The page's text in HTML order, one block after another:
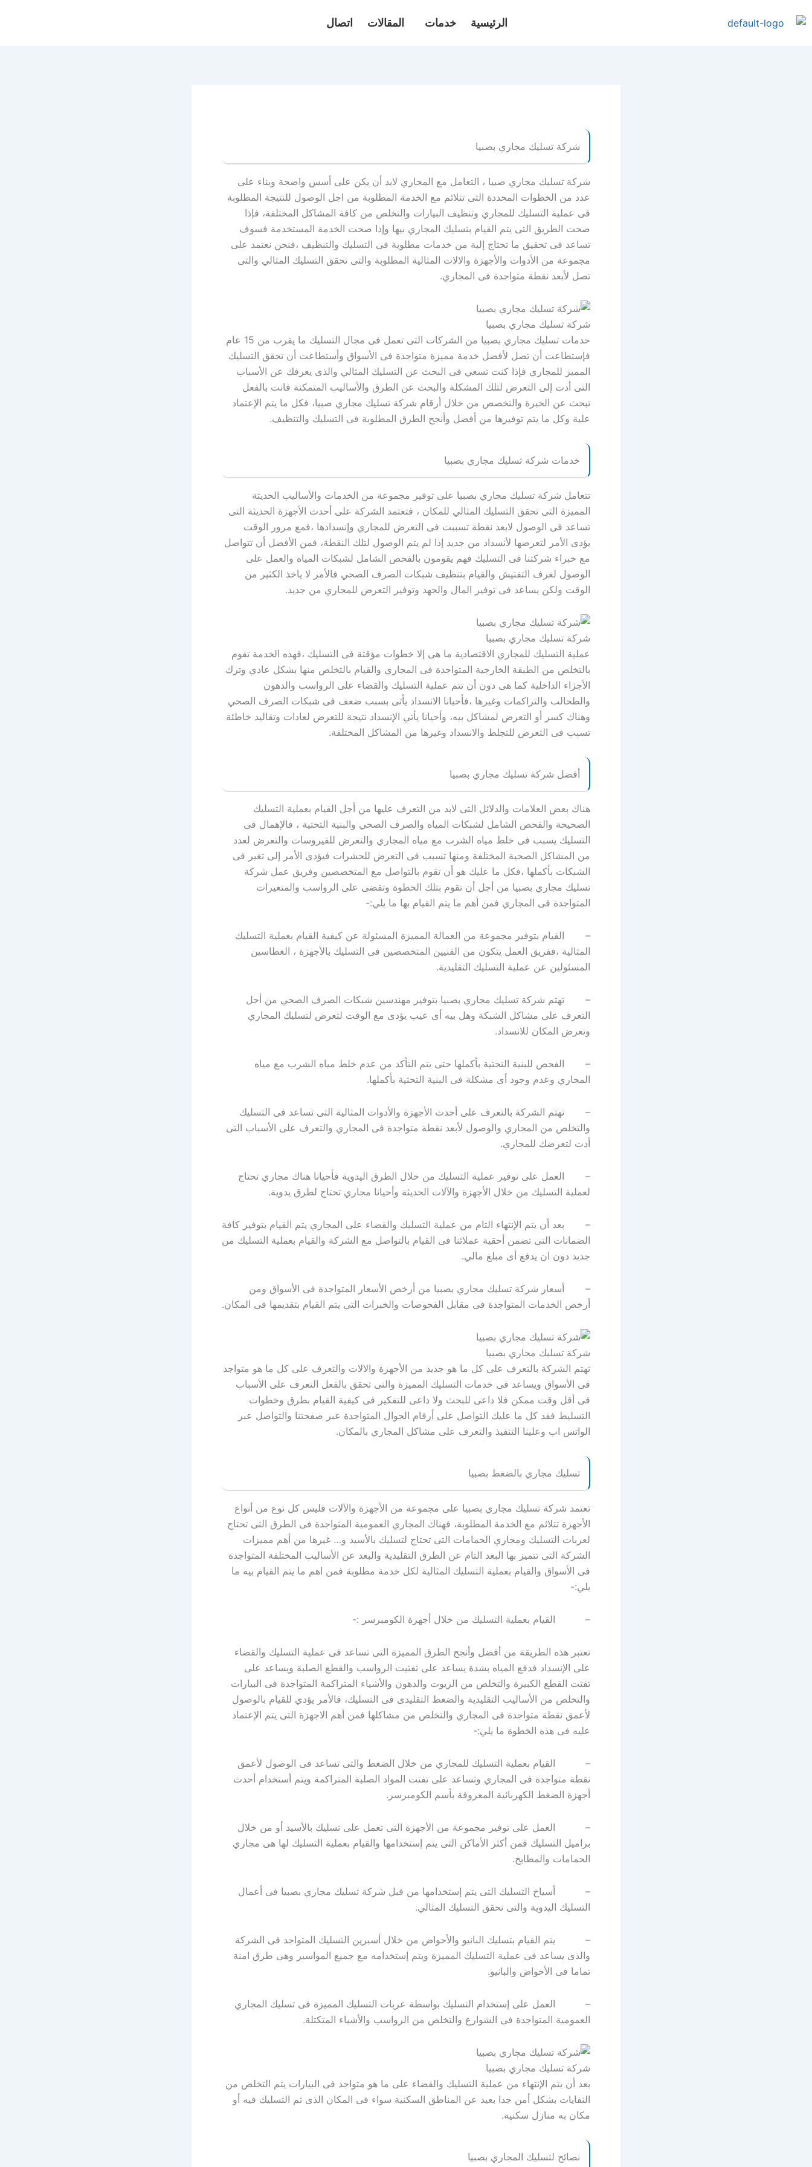
إلى
الرئيسية خدمات المقالات اتصال
شركة تسليك مجاري بصبيا
شركة تسليك مجاري صبيا ، التعامل مع المجاري لابد أن يكن على أسس واضحة وبناء على
عدد من الخطوات المحددة التى تتلائم مع الخدمة المطلوبة من اجل الوصول للنتيجة المطلوبة
فى عملية التسليك للمجاري وتنظيف البيارات والتخلص من كافة المشاكل المختلفة، فإذا
صحت الطريق التى يتم القيام بتسليك المجاري بيها وإذا صحت الخدمة المستخدمة فسوف
تساعد فى تحقيق ما تحتاج إلية من خدمات مطلوبة فى التسليك والتنظيف ،فنحن نعتمد على
مجموعة من الأدوات والأجهزة والالات المثالية المطلوبة والتى تحقق التسليك المثالي والتى
تصل لأبعد نقطة متواجدة فى المجاري.
شركة تسليك مجاري بصبيا
خدمات تسليك مجاري بصبيا من الشركات التى تعمل فى مجال التسليك ما يقرب من 15 عام
فإستطاعت أن تصل لأفضل خدمة مميزة متواجدة فى الأسواق وأستطاعت أن تحقق التسليك
المميز للمجاري فإذا كنت تسعي فى البحث عن التسليك المثالي والذى يعرفك عن الأسباب
التى أدت إلى التعرض لتلك المشكلة والبحث عن الطرق والأساليب المتمكنة فانت بالفعل
تبحث عن الخبرة والتخصص من خلال أرقام شركة تسليك مجاري صبيا، فكل ما يتم الإعتماد
علية وكل ما يتم توفيرها من أفضل وأنجح الطرق المطلوبة فى التسليك والتنظيف.
خدمات شركة تسليك مجاري بصبيا
تتعامل شركة تسليك مجاري بصبيا على توفير مجموعة من الخدمات والأساليب الحديثة
المميزة التى تحقق التسليك المثالي للمكان ، فتعتمد الشركة على أحدث الأجهزة الحديثة التى
تساعد فى الوصول لابعد نقطة تسببت فى التعرض للمجاري وإنسدادها ،فمع مرور الوقت
يؤدى الأمر لتعرضها لأنسداد من جديد إذا لم يتم الوصول لتلك النقطة، فمن الأفضل أن تتواصل
مع خبراء شركتنا فى التسليك فهم يقومون بالفحص الشامل لشبكات المياه والعمل على
الوصول لغرف التفتيش والقيام بتنظيف شبكات الصرف الصحي فالأمر لا ياخذ الكثير من
الوقت ولكن يساعد فى توفير المال والجهد وتوفير التعرض للمجاري من جديد.
شركة تسليك مجاري بصبيا
عملية التسليك للمجاري الاقتصادية ما هى إلا خطوات مؤقتة فى التسليك ،فهذه الخدمة تقوم
بالتخلص من الطبقة الخارجية المتواجدة فى المجاري والقيام بالتخلص منها بشكل عادي وترك
الأجزاء الداخلية كما هى دون أن تتم عملية التسليك والقضاء على الرواسب والدهون
والطحالب والتراكمات وغيرها ،فأحيانا الانسداد يأتى بسبب ضعف فى شبكات الصرف الصحي
وهناك كسر أو التعرض لمشاكل بيه، وأحيانا يأتي الإنسداد نتيجة للتعرض لعادات وتقاليد خاطئة
تسبب فى التعرض للتجلط والانسداد وغيرها من المشاكل المختلفة.
أفضل شركة تسليك مجاري بصبيا
هناك بعض العلامات والدلائل التى لابد من التعرف عليها من أجل القيام بعملية التسليك
الصحيحة والفحص الشامل لشبكات المياه والصرف الصحي والبنية التحتية ، فالإهمال فى
التسليك يسبب فى خلط مياه الشرب مع مياه المجاري والتعرض للفيروسات والتعرض لعدد
من المشاكل الصحية المختلفة ومنها تسبب فى التعرض للحشرات فيؤدى الأمر إلى تغير فى
الشبكات بأكملها ،فكل ما عليك هو أن تقوم بالتواصل مع المتخصصين وفريق عمل شركة
تسليك مجاري بصبيا من أجل أن تقوم بتلك الخطوة وتقضى على الرواسب والمتغيرات
المتواجدة فى المجاري فمن أهم ما يتم القيام بها ما يلي:-
– القيام بتوفير مجموعة من العمالة المميزة المسئولة عن كيفية القيام بعملية التسليك
المثالية ،ففريق العمل يتكون من الفنيين المتخصصين فى التسليك بالأجهزة ، الغطاسين
المسئولين عن عملية التسليك التقليدية.
– تهتم شركة تسليك مجاري بصبيا بتوفير مهندسين شبكات الصرف الصحي من أجل
التعرف على مشاكل الشبكة وهل بيه أى عيب يؤدى مع الوقت لتعرض لتسليك المجاري
وتعرض المكان للانسداد.
– الفحص للبنية التحتية بأكملها حتى يتم التأكد من عدم خلط مياه الشرب مع مياه
المجاري وعدم وجود أى مشكلة فى البنية التحتية بأكملها.
– تهتم الشركة بالتعرف على أحدث الأجهزة والأدوات المثالية التى تساعد فى التسليك
والتخلص من المجاري والوصول لأبعد نقطة متواجدة فى المجاري والتعرف على الأسباب التى
أدت لتعرضك للمجاري.
– العمل على توفير عملية التسليك من خلال الطرق اليدوية فأحيانا هناك مجاري تحتاج
لعملية التسليك من خلال الأجهزة والآلات الحديثة وأحيانا مجاري تحتاج لطرق يدوية.
– بعد أن يتم الإنتهاء التام من عملية التسليك والقضاء على المجاري يتم القيام بتوفير كافة
الضمانات التى تضمن أحقية عملائنا فى القيام بالتواصل مع الشركة والقيام بعملية التسليك من
جديد دون ان يدفع أى مبلغ مالي.
– أسعار شركة تسليك مجاري بصبيا من أرخص الأسعار المتواجدة فى الأسواق ومن
أرخص الخدمات المتواجدة فى مقابل الفحوصات والخبرات التى يتم القيام بتقديمها فى المكان.
شركة تسليك مجاري بصبيا
تهتم الشركة بالتعرف على كل ما هو جديد من الأجهزة والالات والتعرف على كل ما هو متواجد
فى الأسواق ويساعد فى خدمات التسليك المميزة والتى تحقق بالفعل التعرف على الأسباب
فى أقل وقت ممكن فلا داعى للبحث ولا داعى للتفكير فى كيفية القيام بطرق وخطوات
التسليط فقد كل ما عليك التواصل على أرقام الجوال المتواجدة عبر صفحتنا والتواصل عبر
الواتس اب وعلينا التنفيذ والتعرف على مشاكل المجاري بالمكان.
تسليك مجاري بالضغط بصبيا
تعتمد شركة تسليك مجاري بصبيا على مجموعة من الأجهزة والآلات فليس كل نوع من أنواع
الأجهزة تتلائم مع الخدمة المطلوبة، فهناك المجاري العمومية المتواجدة فى الطرق التى تحتاج
لعربات التسليك ومجاري الحمامات التى تحتاج لتسليك بالأسيد و… غيرها من أهم مميزات
الشركة التى تتميز بها البعد التام عن الطرق التقليدية والبعد عن الأساليب المختلفة المتواجدة
فى الأسواق والقيام بعملية التسليك المثالية لكل خدمة مطلوبة فمن اهم ما يتم القيام بيه ما
يلي:-
– القيام بعملية التسليك من خلال أجهزة الكومبرسر :-
تعتبر هذه الطريقة من أفضل وأنجح الطرق المميزة التى تساعد فى عملية التسليك والقضاء
على الإنسداد فدفع المياه بشدة يساعد على تفتيت الرواسب والقطع الصلبة ويساعد على
تفتت القطع الكبيرة والتخلص من الزيوت والدهون والأشياء المتراكمة المتواجدة فى البيارات
والتخلص من الأساليب التقليدية والضغط التقليدى فى التسليك، فالأمر يؤدي للقيام بالوصول
لأعمق نقطة متواجدة فى المجاري والتخلص من مشاكلها فمن أهم الاجهزة التى يتم الإعتماد
عليه فى هذه الخطوة ما يلي:-
– القيام بعملية التسليك للمجاري من خلال الضغط والتى تساعد فى الوصول لأعمق
نقطة متواجدة فى المجاري وتساعد على تفتت المواد الصلبة المتراكمة ويتم أستخدام أحدث
أجهزة الضغط الكهربائية المعروفة بأسم الكومبرسر.
– العمل على توفير مجموعة من الأجهزة التى تعمل على تسليك بالأسيد أو من خلال
براميل التسليك فمن أكثر الأماكن التى يتم إستخدامها والقيام بعملية التسليك لها هى مجاري
الحمامات والمطابخ.
– أسياخ التسليك التى يتم إستخدامها من قبل شركة تسليك مجاري بصبيا فى أعمال
التسليك اليدوية والتى تحقق التسليك المثالي.
– يتم القيام بتسليك البانيو والأحواض من خلال أسبرين التسليك المتواجد فى الشركة
والذى يساعد فى عملية التسليك المميزة ويتم إستخدامه مع جميع المواسير وهى طرق امنة
تماما فى الأحواض والبانيو.
– العمل على إستخدام التسليك بواسطة عربات التسليك المميزة فى تسليك المجاري
العمومية المتواجدة فى الشوارع والتخلص من الرواسب والأشياء المتكتلة.
شركة تسليك مجاري بصبيا
بعد أن يتم الإنتهاء من عملية التسليك والقضاء على ما هو متواجد فى البيارات يتم التخلص من
النفايات بشكل أمن جدا بعيد عن المناطق السكنية سواء فى المكان الذى تم التسليك فيه أو
مكان به منازل سكنية.
نصائح لتسليك المجاري بصبيا